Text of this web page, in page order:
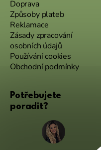
Doprava
Způsoby plateb
Reklamace
Zásady zpracování
osobních údajů
Používání cookies
Obchodní podmínky
Potřebujete
poradit?